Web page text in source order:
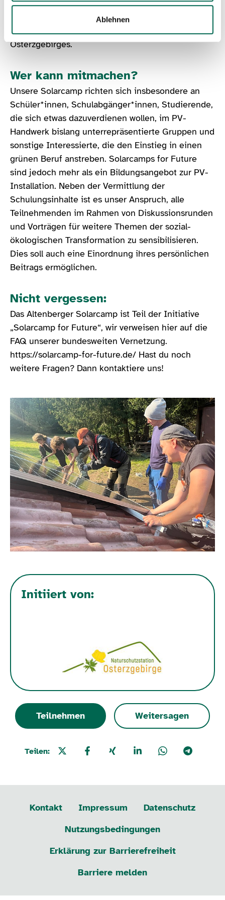
Ablehnen
begegnen wir damit dem Fachkräftemangel und
bringen den Klimaschutz voran – all das in der
wunderschönen Kulturlandschaft des
Osterzgebirges.
Wer kann mitmachen?
Unsere Solarcamp richten sich insbesondere an
Schüler*innen, Schulabgänger*innen, Studierende,
die sich etwas dazuverdienen wollen, im PV-
Handwerk bislang unterrepräsentierte Gruppen und
sonstige Interessierte, die den Einstieg in einen
grünen Beruf anstreben. Solarcamps for Future
sind jedoch mehr als ein Bildungsangebot zur PV-
Installation. Neben der Vermittlung der
Schulungsinhalte ist es unser Anspruch, alle
Teilnehmenden im Rahmen von Diskussionsrunden
und Vorträgen für weitere Themen der sozial-
ökologischen Transformation zu sensibilisieren.
Dies soll auch eine Einordnung ihres persönlichen
Beitrags ermöglichen.
Nicht vergessen:
Das Altenberger Solarcamp ist Teil der Initiative
„Solarcamp for Future“, wir verweisen hier auf die
FAQ unserer bundesweiten Vernetzung.
https://solarcamp-for-future.de/ Hast du noch
weitere Fragen? Dann kontaktiere uns!
Initiiert von:
Teilnehmen Weitersagen
Teilen:
Kontakt Impressum
Datenschutz
Nutzungsbedingungen
Erklärung zur Barrierefreiheit
Barriere melden